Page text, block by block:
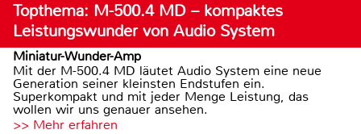
Topthema: M-500.4 MD – kompaktes
Leistungswunder von Audio System
Miniatur-Wunder-Amp
Mit der M-500.4 MD läutet Audio System eine neue
Generation seiner kleinsten Endstufen ein.
Superkompakt und mit jeder Menge Leistung, das
wollen wir uns genauer ansehen.
>> Mehr erfahren